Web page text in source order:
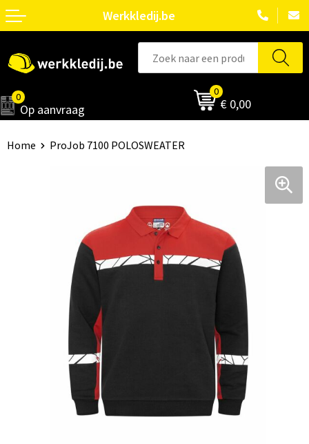
Werkkledij.be
0
Op aanvraag
0
€ 0,00
Home ProJob 7100 POLOSWEATER